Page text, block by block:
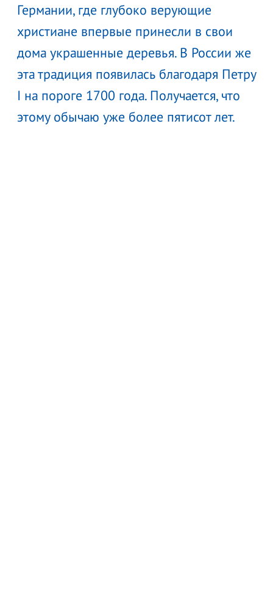
Германии, где глубоко верующие
христиане впервые принесли в свои
дома украшенные деревья. В России же
эта традиция появилась благодаря Петру
I на пороге 1700 года. Получается, что
этому обычаю уже более пятисот лет.